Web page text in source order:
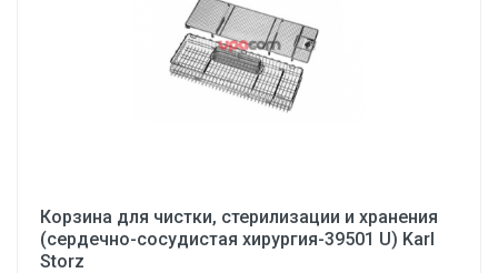
Корзина для чистки, стерилизации и хранения
(сердечно-сосудистая хирургия-39501 U) Karl
Storz